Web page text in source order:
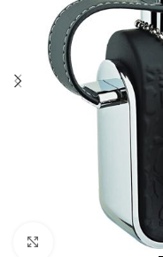
CLICK TO ENLARGE